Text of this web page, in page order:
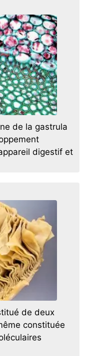
de la gastrula
digestif et
de deux
constituée